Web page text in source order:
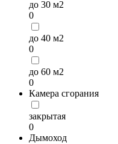
до 30 м2
0
до 40 м2
0
до 60 м2
0
Камера сгорания
закрытая
0
Дымоход